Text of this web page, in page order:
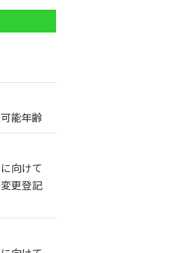
能年齢
向けて
登記